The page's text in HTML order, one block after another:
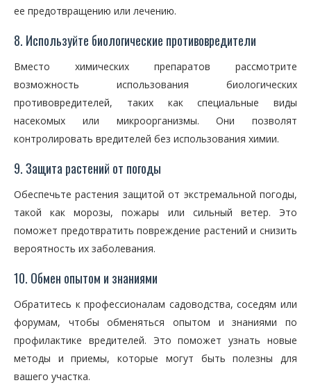
ее предотвращению или лечению.
8. Используйте биологические противовредители
Вместо химических препаратов рассмотрите
возможность использования биологических
противовредителей, таких как специальные виды
насекомых или микроорганизмы. Они позволят
контролировать вредителей без использования химии.
9. Защита растений от погоды
Обеспечьте растения защитой от экстремальной погоды,
такой как морозы, пожары или сильный ветер. Это
поможет предотвратить повреждение растений и снизить
вероятность их заболевания.
10. Обмен опытом и знаниями
Обратитесь к профессионалам садоводства, соседям или
форумам, чтобы обменяться опытом и знаниями по
профилактике вредителей. Это поможет узнать новые
методы и приемы, которые могут быть полезны для
вашего участка.